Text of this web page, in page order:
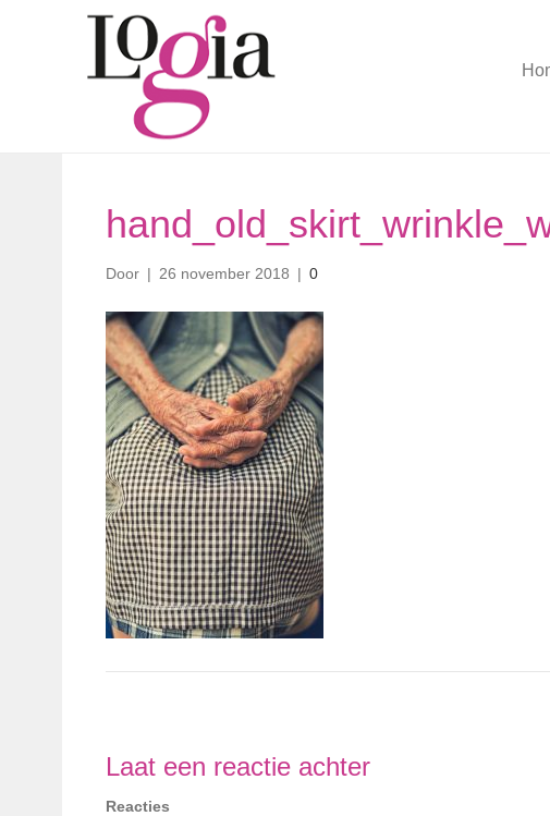
Door | 26 november 2018 | 0
Laat een reactie achter
Reacties